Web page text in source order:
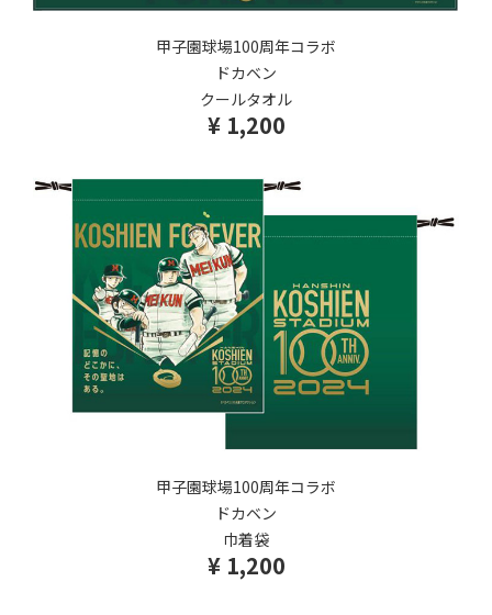
甲子園球場100周年コラボ
ドカベン
クールタオル
¥ 1,200
甲子園球場100周年コラボ
ドカベン
巾着袋
¥ 1,200